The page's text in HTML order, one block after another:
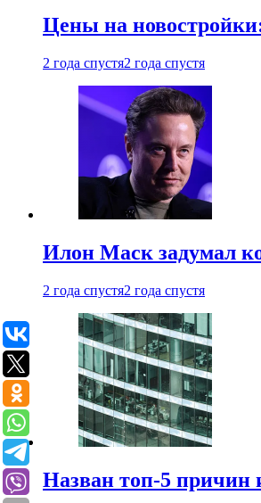
Цены на
2 года спустя2 года спустя
Илон Маск задумал
2 года спустя2 года спустя
Назван топ-5 причин